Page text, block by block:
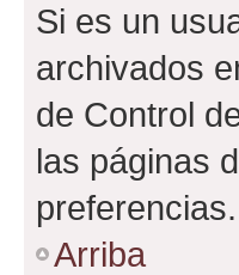
Si es un
archivados
de Control
las páginas
preferencias.
Arriba